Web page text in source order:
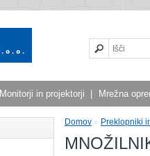
Monitorji in projektorji Mrežna
Domov » Preklopniki